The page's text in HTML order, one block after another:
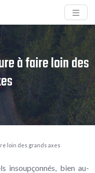
à faire loin des
loin des grands axes
insoupçonnés, bien au-